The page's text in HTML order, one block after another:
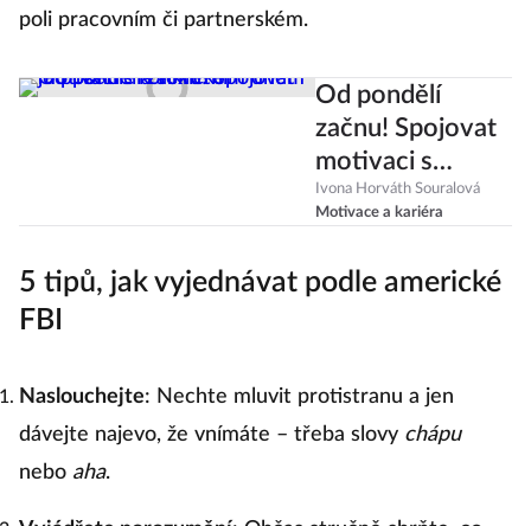
poli pracovním či partnerském.
Od pondělí
začnu! Spojovat
motivaci s
konkrétním
dnem je pošetilé
Ivona Horváth Souralová
Motivace a kariéra
5 tipů, jak vyjednávat podle americké
FBI
Naslouchejte: Nechte mluvit protistranu a jen
dávejte najevo, že vnímáte – třeba slovy chápu
nebo aha.